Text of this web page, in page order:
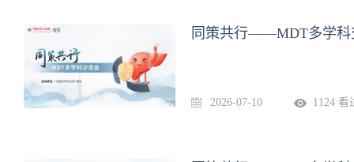
同策共行——MDT多学科
2026-07-10 1124 看